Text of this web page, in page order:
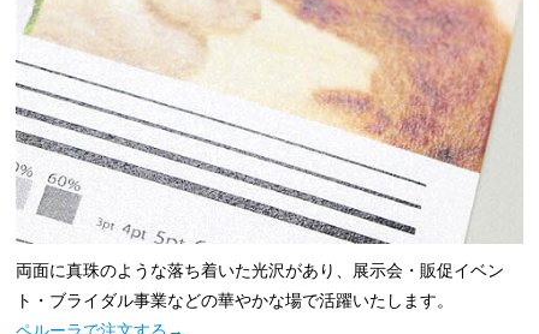
両面に真珠のような落ち着いた光沢があり、展示会・販促イベン
ト・ブライダル事業などの華やかな場で活躍いたします。
ペルーラで注文する→